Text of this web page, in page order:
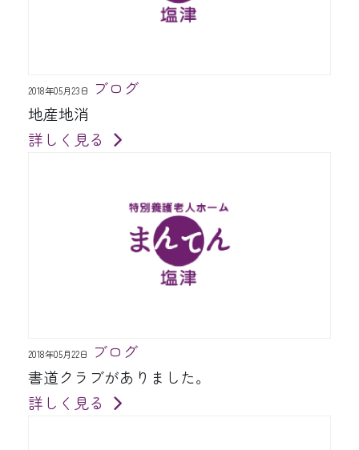
2018年05月23日
ブログ
地産地消
詳しく見る
2018年05月22日
ブログ
書道クラブがありました。
詳しく見る